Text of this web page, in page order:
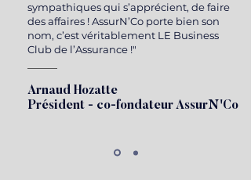
sympathiques qui s’apprécient, de faire
des affaires ! AssurN’Co porte bien son
nom, c’est véritablement LE Business
Club de l’Assurance !"
Arnaud Hozatte
Président - co-fondateur AssurN'Co